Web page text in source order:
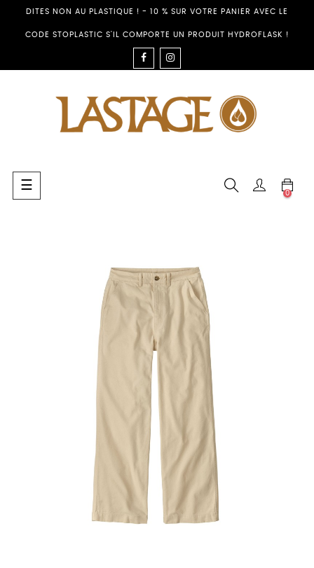
DITES NON AU PLASTIQUE ! - 10 % SUR VOTRE PANIER AVEC LE
CODE STOPLASTIC S'IL COMPORTE UN PRODUIT HYDROFLASK !
FACEBOOK
Umschalten
der
☰
0